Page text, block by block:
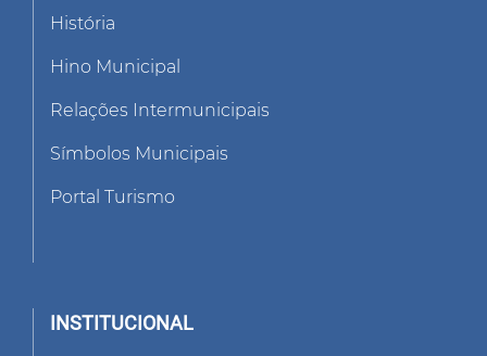
História
Hino Municipal
Relações Intermunicipais
Símbolos Municipais
Portal Turismo
INSTITUCIONAL